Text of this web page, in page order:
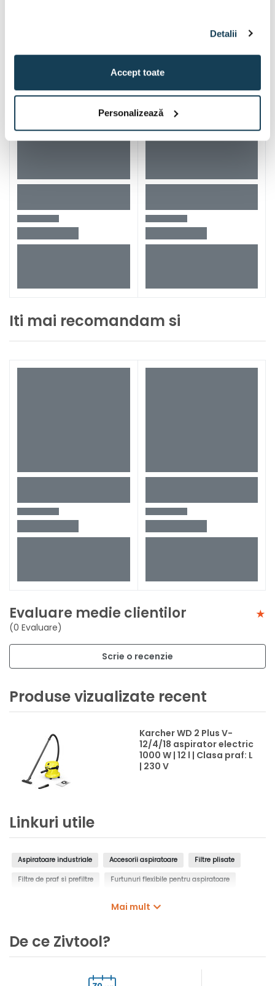
Detalii
Accept toate
Personalizează
Iti mai recomandam si
Evaluare medie clientilor
(0 Evaluare)
Scrie o recenzie
Produse vizualizate recent
Karcher WD 2 Plus V-
12/4/18 aspirator electric
1000 W | 12 l | Clasa praf: L
| 230 V
Linkuri utile
Aspiratoare industriale Accesorii aspiratoare Filtre plisate
Filtre de praf si prefiltre Furtunuri flexibile pentru aspiratoare
Aspirator fara sac Aspirator umed-uscat
Mai mult
De ce Zivtool?